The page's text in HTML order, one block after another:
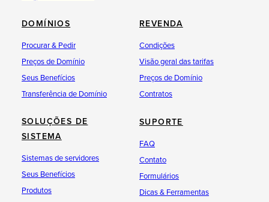
DOMÍNIOS
Procurar & Pedir
Preços de Domínio
Seus Benefícios
Transferência de Domínio
REVENDA
Condições
Visão geral das tarifas
Preços de Domínio
Contratos
SOLUÇÕES DE
SISTEMA
Sistemas de servidores
Seus Benefícios
Produtos
SUPORTE
FAQ
Contato
Formulários
Dicas & Ferramentas